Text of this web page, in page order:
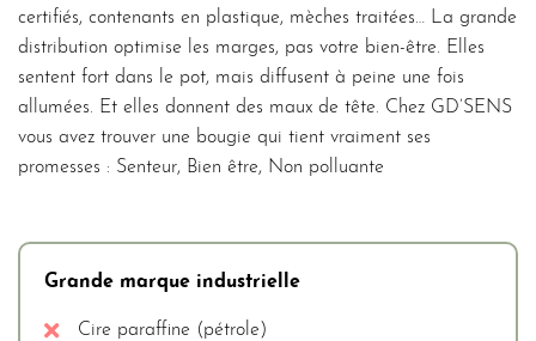
certifiés, contenants en plastique, mèches traitées… La grande
distribution optimise les marges, pas votre bien-être. Elles
sentent fort dans le pot, mais diffusent à peine une fois
allumées. Et elles donnent des maux de tête. Chez GD’SENS
vous avez trouver une bougie qui tient vraiment ses
promesses : Senteur, Bien être, Non polluante
Grande marque industrielle
Cire paraffine (pétrole)